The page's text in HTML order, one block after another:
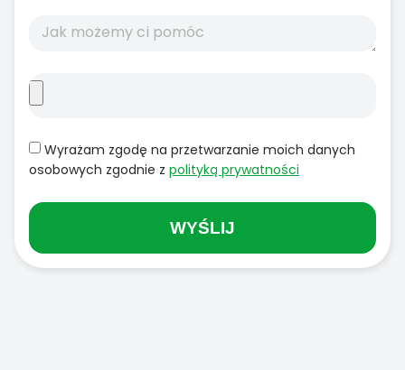
Wyrażam zgodę na przetwarzanie moich danych
osobowych zgodnie z polityką prywatności
WYŚLIJ